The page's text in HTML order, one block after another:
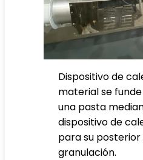
Dispositivo de
material se
una pasta
dispositivo de
para su
granulación.